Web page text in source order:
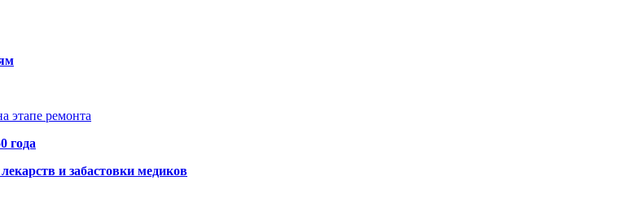
этапе ремонта
года
и забастовки медиков